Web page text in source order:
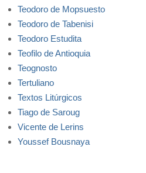
Teodoro de Mopsuesto
Teodoro de Tabenisi
Teodoro Estudita
Teofilo de Antioquia
Teognosto
Tertuliano
Textos Litúrgicos
Tiago de Saroug
Vicente de Lerins
Youssef Bousnaya